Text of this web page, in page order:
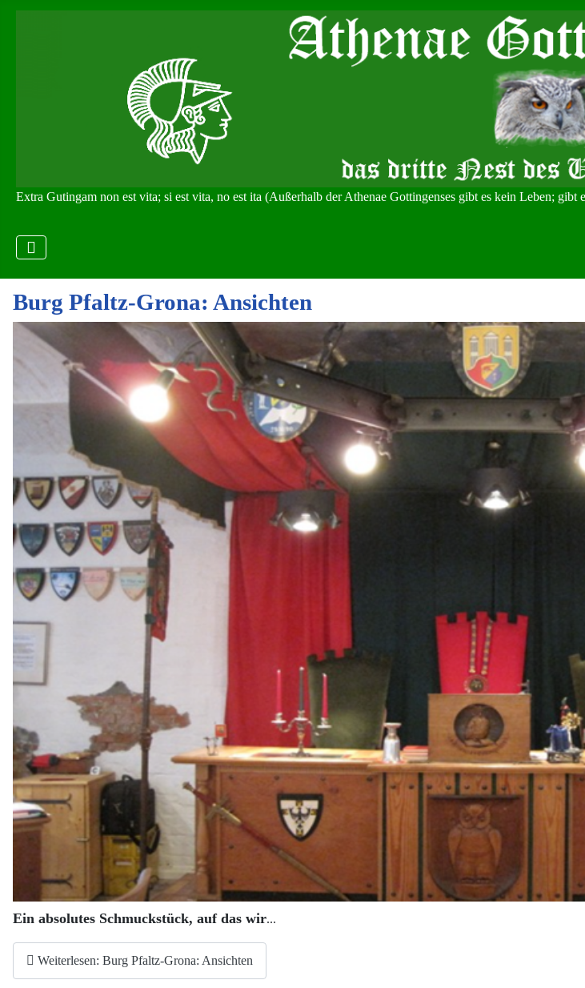
Extra Gutingam non est vita; si est vita, no est ita (Außerhalb der Athenae Gottingenses gibt es kein Leben; gibt
Burg Pfaltz-Grona: Ansichten
Ein absolutes Schmuckstück, auf das wir...
Weiterlesen: Burg Pfaltz-Grona: Ansichten